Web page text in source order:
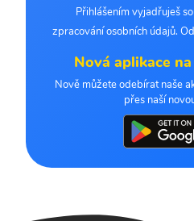
Přihlášením vyjadřuješ
zpracování osobních údajů.
Nová aplikace
Nově můžete odebírat naše
přes naší